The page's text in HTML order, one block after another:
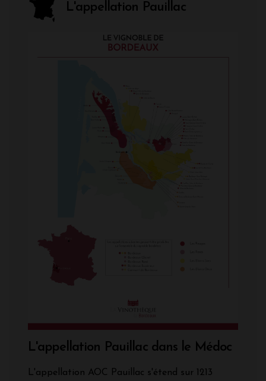
L'appellation Pauillac
L'appellation Pauillac dans le Médoc
L'appellation AOC Pauillac s'étend sur 1213